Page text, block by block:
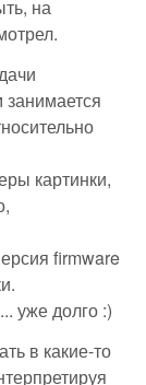
на
занимается
картинки,
firmware
уже долго :)
в какие-то